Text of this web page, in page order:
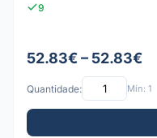
9
52.83€ – 52.83€
Quantidade: Mín: 1